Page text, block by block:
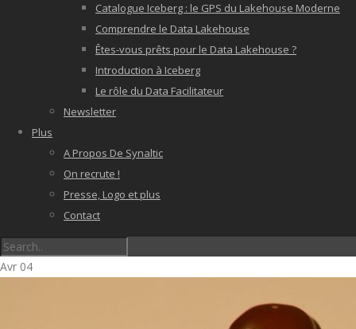
Catalogue Iceberg : le GPS du Lakehouse Moderne
Comprendre le Data Lakehouse
Êtes-vous prêts pour le Data Lakehouse ?
Introduction à Iceberg
Le rôle du Data Facilitateur
Newsletter
Plus
A Propos De Synaltic
On recrute !
Presse, Logo et plus
Contact
Avr 04